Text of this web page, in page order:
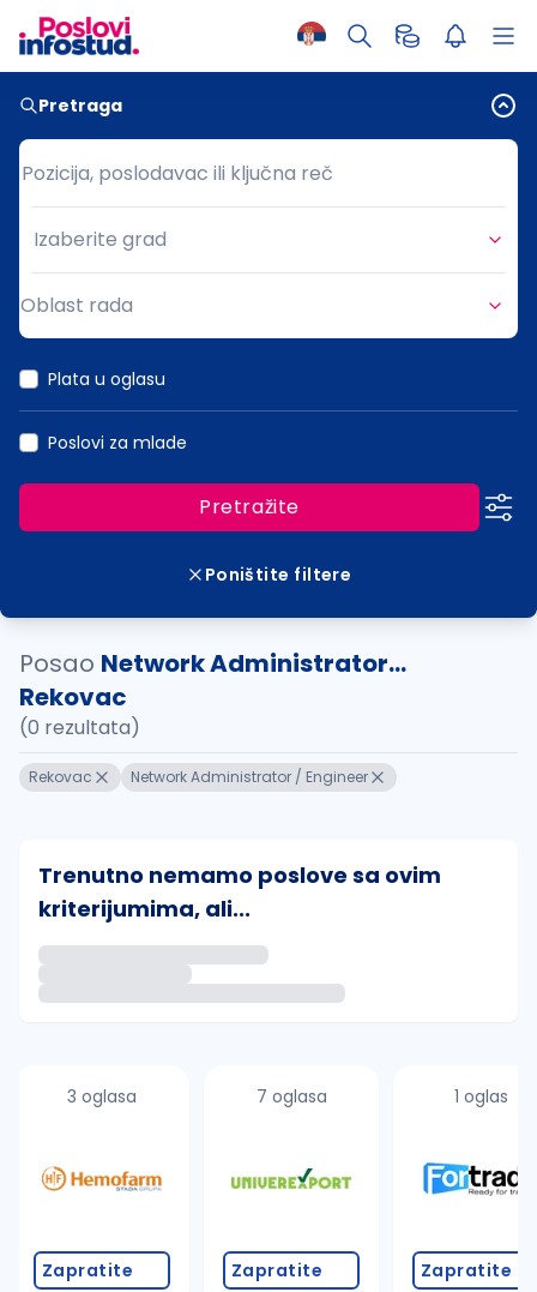
Pretraga
Pozicija, poslodavac ili ključna reč
Pozicija, poslodavac ili ključna reč
Grad
Izaberite grad
Oblast rada
Plata u oglasu
Poslovi za mlade
Pretražite
Poništite filtere
Posao Network Administrator...
Rekovac
(0 rezultata)
Rekovac Network Administrator / Engineer
Trenutno nemamo poslove sa ovim
kriterijumima, ali...
proverite pravopisne greške (koristite č, ć, š, đ,
promenite odabrane filtere pretrage
3 oglasa
Zapratite
7 oglasa
Zapratite
1 oglas
Zapratite